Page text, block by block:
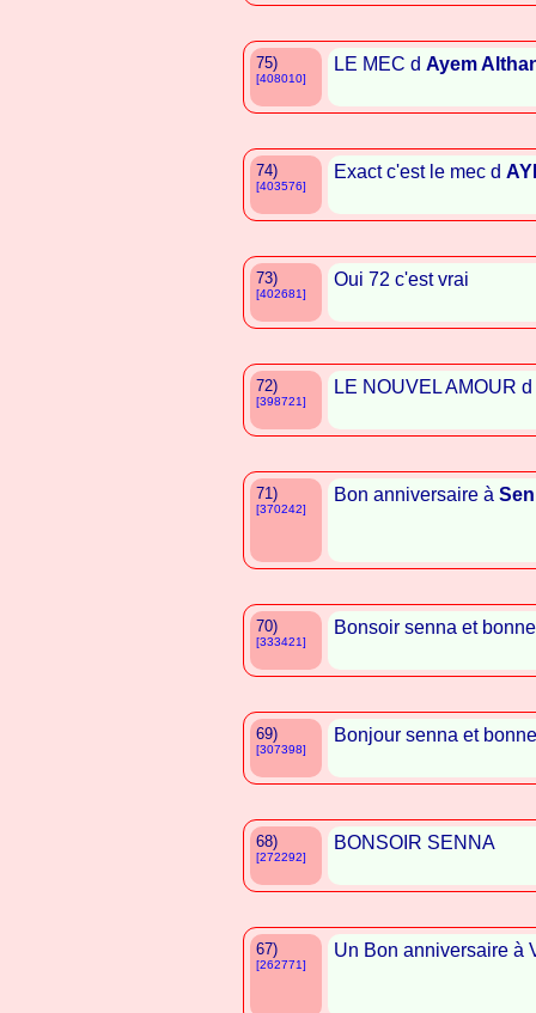
75)
[408010]
LE MEC d Ayem
74)
[403576]
Exact c'est le mec d
73)
[402681]
Oui 72 c'est vrai
72)
[398721]
LE NOUVEL AMOUR d
71)
[370242]
Bon anniversaire à
70)
[333421]
Bonsoir senna et
69)
[307398]
Bonjour senna et
68)
[272292]
BONSOIR SENNA
67)
[262771]
Un Bon anniversaire à